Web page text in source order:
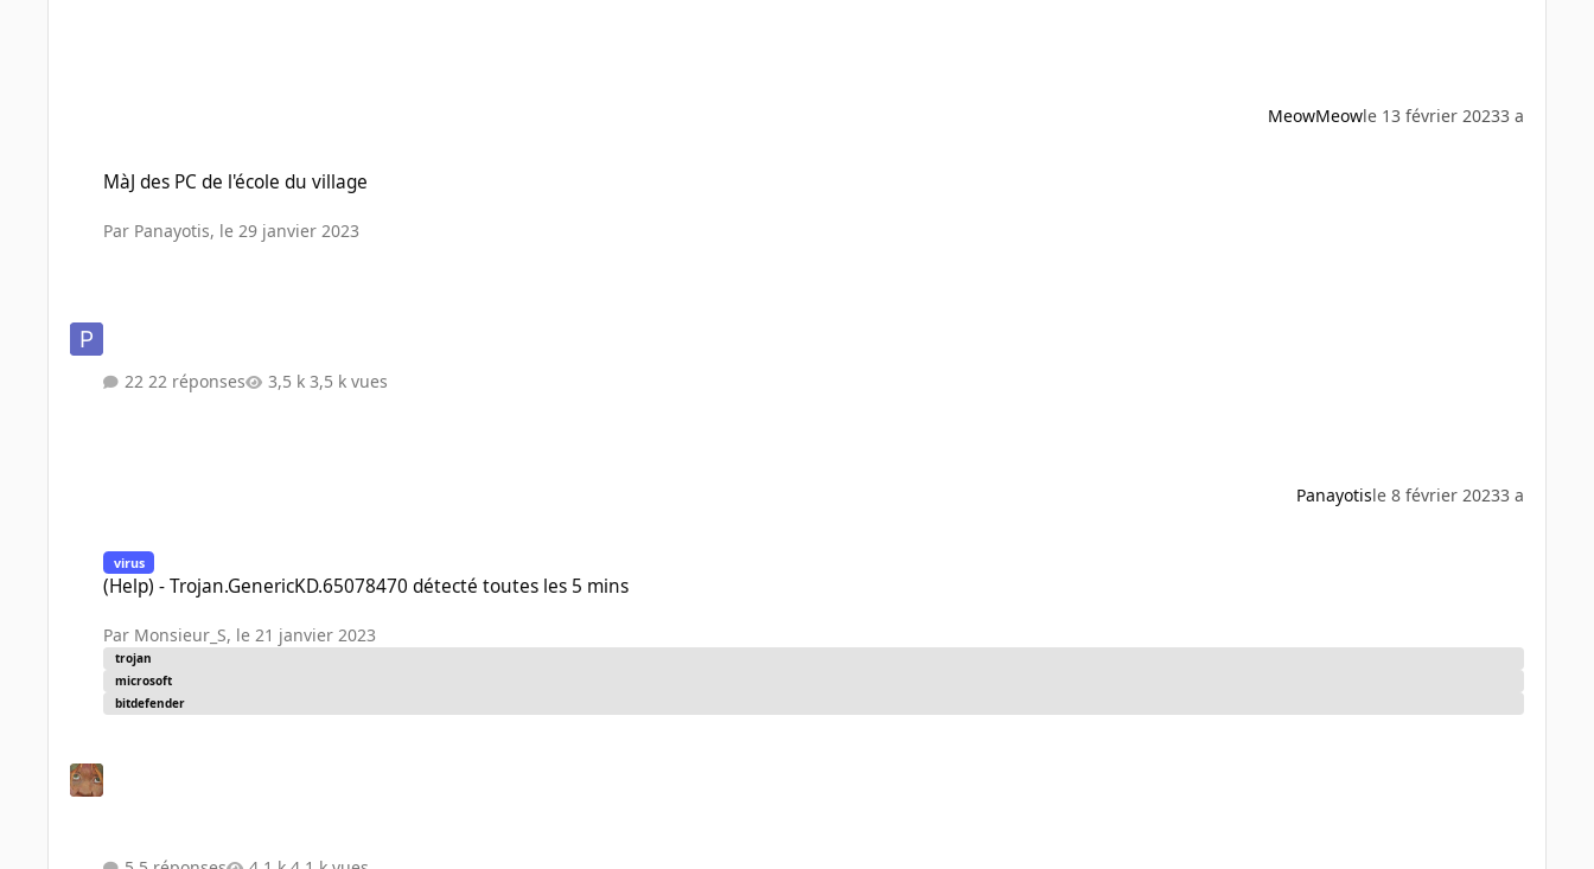
MeowMeowle 13 février 20233 a
MàJ des PC de l'école du village
Par Panayotis, le 29 janvier 2023
22 réponses 3,5 k vues
Panayotisle 8 février 20233 a
virus
(Help) - Trojan.GenericKD.65078470 détecté toutes les 5 mins
Par Monsieur_S, le 21 janvier 2023
trojan
microsoft
bitdefender